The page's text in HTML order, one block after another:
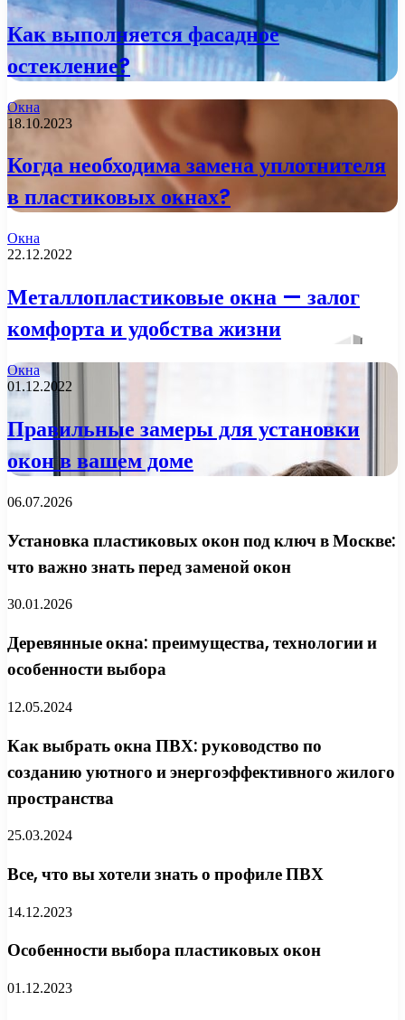
Как выполняется фасадное
остекление?
Окна
18.10.2023
Когда необходима замена уплотнителя
в пластиковых окнах?
Окна
22.12.2022
Металлопластиковые окна — залог
комфорта и удобства жизни
Окна
01.12.2022
Правильные замеры для установки
окон в вашем доме
06.07.2026
Установка пластиковых окон под ключ в Москве:
что важно знать перед заменой окон
30.01.2026
Деревянные окна: преимущества, технологии и
особенности выбора
12.05.2024
Как выбрать окна ПВХ: руководство по
созданию уютного и энергоэффективного жилого
пространства
25.03.2024
Все, что вы хотели знать о профиле ПВХ
14.12.2023
Особенности выбора пластиковых окон
01.12.2023